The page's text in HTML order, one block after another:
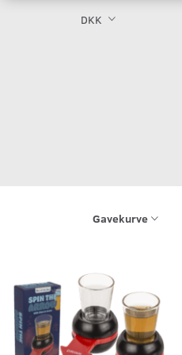
DKK
Gavekurve